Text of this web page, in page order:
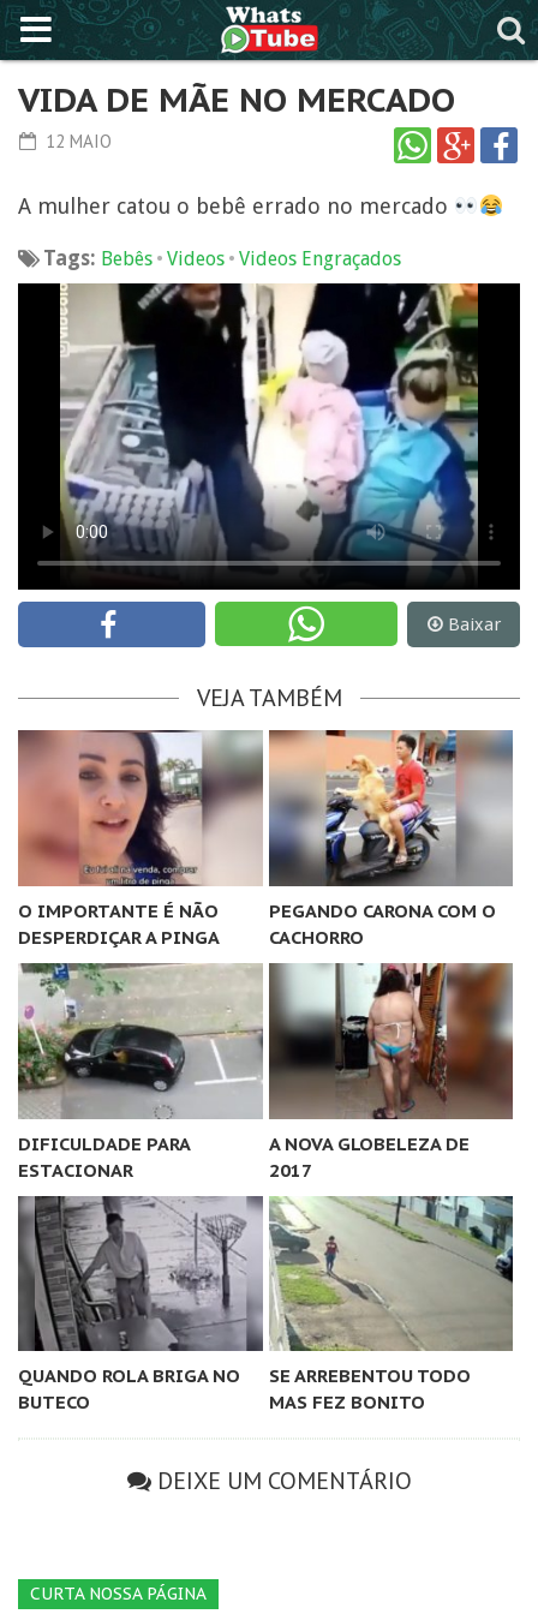
VIDA DE MÃE NO MERCADO
12 MAIO
A mulher catou o bebê errado no mercado
Tags: Bebês • Videos • Videos Engraçados
Baixar
VEJA TAMBÉM
O IMPORTANTE É NÃO
DESPERDIÇAR A PINGA
PEGANDO CARONA COM O
CACHORRO
DIFICULDADE PARA
ESTACIONAR
A NOVA GLOBELEZA DE
2017
QUANDO ROLA BRIGA NO
BUTECO
SE ARREBENTOU TODO
MAS FEZ BONITO
DEIXE UM COMENTÁRIO
CURTA NOSSA PÁGINA